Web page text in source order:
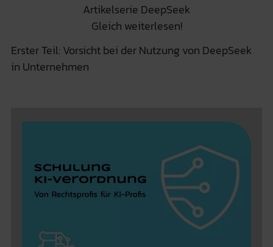
Artikelserie DeepSeek
Gleich weiterlesen!
Erster Teil: Vorsicht bei der Nutzung von DeepSeek
in Unternehmen